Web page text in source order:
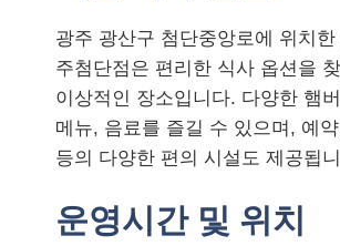
광주 광산구 첨단중앙로에 위치
주첨단점은 편리한 식사 옵션을
이상적인 장소입니다. 다양한 햄
메뉴, 음료를 즐길 수 있으며, 예
등의 다양한 편의 시설도 제공됩
운영시간 및 위치